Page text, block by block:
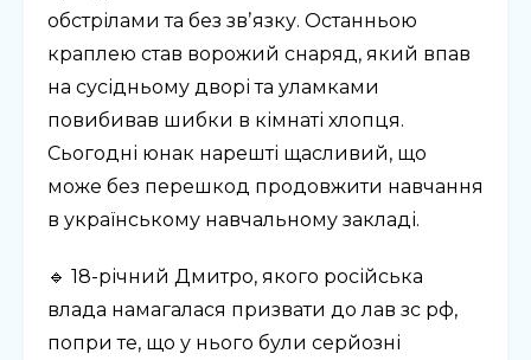
обстрілами та без звʼязку. Останньою
краплею став ворожий снаряд, який впав
на сусідньому дворі та уламками
повибивав шибки в кімнаті хлопця.
Сьогодні юнак нарешті щасливий, що
може без перешкод продовжити навчання
в українському навчальному закладі.
🔹 18-річний Дмитро, якого російська
влада намагалася призвати до лав зс рф,
попри те, що у нього були серйозні